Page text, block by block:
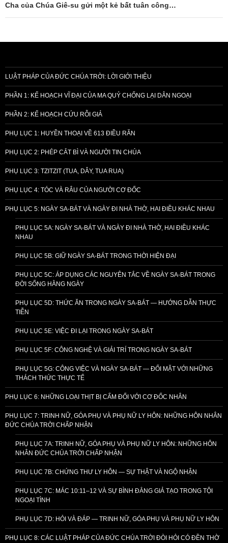
Cha của Chúa Giê-su gửi một kẻ bất tuân công…
LUẬT PHÁP CỦA ĐỨC CHÚA TRỜI: LỜI GIỚI THIỆU
PHẦN 1: KẾ HOẠCH VĨ ĐẠI CỦA MA QUỶ CHỐNG LẠI DÂN NGOẠI
PHẦN 2: KẾ HOẠCH CỨU RỖI GIẢ
PHỤ LỤC 1: HUYỀN THOẠI VỀ 613 ĐIỀU RĂN
PHỤ LỤC 2: PHÉP CẮT BÌ VÀ NGƯỜI TIN CHÚA
PHỤ LỤC 3: TZITZIT (TUA, DÂY, TUA RUA)
PHỤ LỤC 4: TÓC VÀ RÂU CỦA NGƯỜI CƠ ĐỐC
PHỤ LỤC 5: NGÀY SA-BÁT VÀ NGÀY ĐI NHÀ THỜ, HAI ĐIỀU KHÁC NHAU
PHỤ LỤC 5A: NGÀY SA-BÁT VÀ NGÀY ĐI NHÀ THỜ, HAI ĐIỀU KHÁC
NHAU
PHỤ LỤC 5B: GIỮ NGÀY SA-BÁT TRONG THỜI HIỆN ĐẠI
PHỤ LỤC 5C: ÁP DỤNG CÁC NGUYÊN TẮC VỀ NGÀY SA-BÁT TRONG
ĐỜI SỐNG HẰNG NGÀY
PHỤ LỤC 5D: THỨC ĂN TRONG NGÀY SA-BÁT — HƯỚNG DẪN THỰC
TIỄN
PHỤ LỤC 5E: VIỆC ĐI LẠI TRONG NGÀY SA-BÁT
PHỤ LỤC 5F: CÔNG NGHỆ VÀ GIẢI TRÍ TRONG NGÀY SA-BÁT
PHỤ LỤC 5G: CÔNG VIỆC VÀ NGÀY SA-BÁT — ĐỐI MẶT VỚI NHỮNG
THÁCH THỨC THỰC TẾ
PHỤ LỤC 6: NHỮNG LOẠI THỊT BỊ CẤM ĐỐI VỚI CƠ ĐỐC NHÂN
PHỤ LỤC 7: TRINH NỮ, GÓA PHỤ VÀ PHỤ NỮ LY HÔN: NHỮNG HÔN NHÂN
ĐỨC CHÚA TRỜI CHẤP NHẬN
PHỤ LỤC 7A: TRINH NỮ, GÓA PHỤ VÀ PHỤ NỮ LY HÔN: NHỮNG HÔN
NHÂN ĐỨC CHÚA TRỜI CHẤP NHẬN
PHỤ LỤC 7B: CHỨNG THƯ LY HÔN — SỰ THẬT VÀ NGỘ NHẬN
PHỤ LỤC 7C: MÁC 10:11–12 VÀ SỰ BÌNH ĐẲNG GIẢ TẠO TRONG TỘI
NGOẠI TÌNH
PHỤ LỤC 7D: HỎI VÀ ĐÁP — TRINH NỮ, GÓA PHỤ VÀ PHỤ NỮ LY HÔN
PHỤ LỤC 8: CÁC LUẬT PHÁP CỦA ĐỨC CHÚA TRỜI ĐÒI HỎI CÓ ĐỀN THỜ